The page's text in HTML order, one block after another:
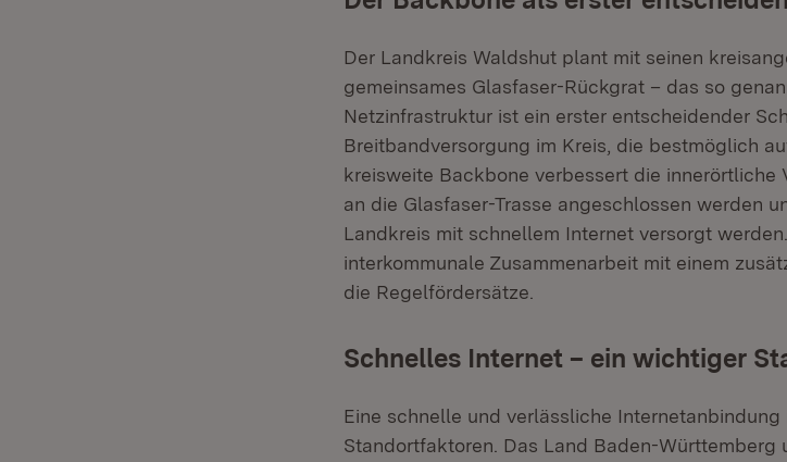
Der Landkreis Waldshut plant mit seinen
gemeinsames Glasfaser-Rückgrat – das so
Netzinfrastruktur ist ein erster entscheidender
Breitbandversorgung im Kreis, die bestmöglich
kreisweite Backbone verbessert die innerörtliche
an die Glasfaser-Trasse angeschlossen werden
Landkreis mit schnellem Internet versorgt
interkommunale Zusammenarbeit mit einem
die Regelfördersätze.
Schnelles Internet – ein wichtiger
Eine schnelle und verlässliche
Standortfaktoren. Das Land Baden-Württemberg